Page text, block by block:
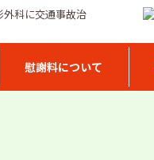
科に交通事故治
慰謝料について